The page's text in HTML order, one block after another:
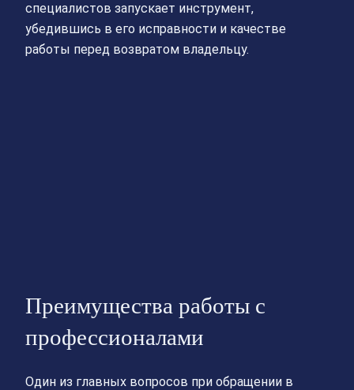
специалистов запускает инструмент,
убедившись в его исправности и качестве
работы перед возвратом владельцу.
Преимущества работы с
профессионалами
Один из главных вопросов при обращении в